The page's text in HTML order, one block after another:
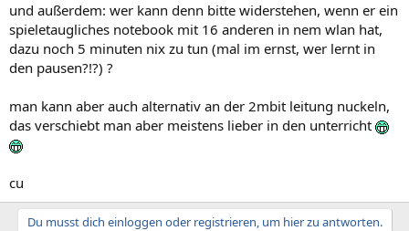
und außerdem: wer kann denn bitte widerstehen, wenn er ein
spieletaugliches notebook mit 16 anderen in nem wlan hat,
dazu noch 5 minuten nix zu tun (mal im ernst, wer lernt in
den pausen?!?) ?
man kann aber auch alternativ an der 2mbit leitung nuckeln,
das verschiebt man aber meistens lieber in den unterricht
cu
Du musst dich einloggen oder registrieren, um hier zu antworten.